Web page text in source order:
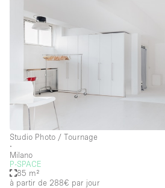
Étage/accès
Sous-sol
Rez-de-chaussée sur cour
Rez-de-chaussée sur rue
Centre commercial
Rooftop
Autre
Studio Photo / Tournage
∙
Milano
P-SPACE
85 m²
à partir de 288€ par jour